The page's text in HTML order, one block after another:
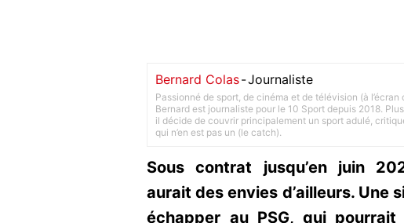
Bernard Colas-Journaliste
Passionné de sport, de cinéma et de télévision (à
Bernard est journaliste pour le 10 Sport depuis 2018.
il décide de couvrir principalement un sport adulé,
qui n’en est pas un (le catch).
Sous contrat jusqu’en juin
aurait des envies d’ailleurs. Une
échapper au PSG, qui